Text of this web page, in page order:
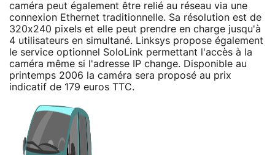
caméra peut également être relié au réseau via une
connexion Ethernet traditionnelle. Sa résolution est de
320x240 pixels et elle peut prendre en charge jusqu'à
4 utilisateurs en simultané. Linksys propose également
le service optionnel SoloLink permettant l'accès à la
caméra même si l'adresse IP change. Disponible au
printemps 2006 la caméra sera proposé au prix
indicatif de 179 euros TTC.